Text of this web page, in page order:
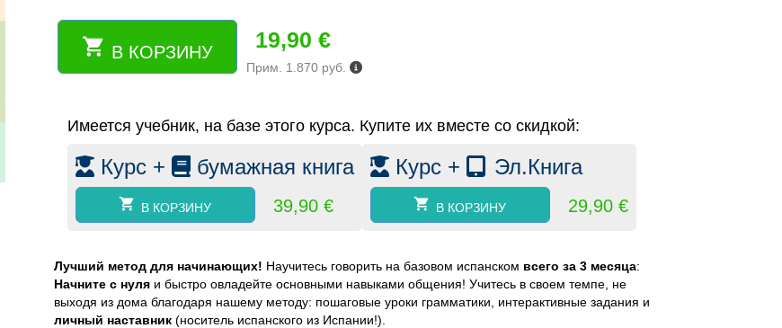
5.00
опроса
пользовател
ей
Количество
товара
онлайн
персональным
тутором:
Уровень
А1-
А2.
В КОРЗИНУ 19,90 €
Прим. 1.870 руб.
Имеется учебник, на базе этого курса. Купите их вместе со скидкой:
Курс + бумажная книга
В КОРЗИНУ 39,90 €
Курс + Эл.Книга
В КОРЗИНУ 29,90 €
Лучший метод для начинающих! Научитесь говорить на базовом испанском всего за 3 месяца:
Начните с нуляи быстро овладейте основными навыками общения! Учитесь в своем темпе, не
выходя из дома благодаря нашему методу: пошаговые уроки грамматики, интерактивные задания и
личный наставник(носитель испанского из Испании!).